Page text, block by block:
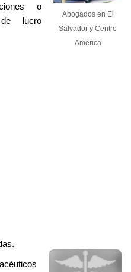
Abogados en El
Salvador y Centro
America
o
lucro